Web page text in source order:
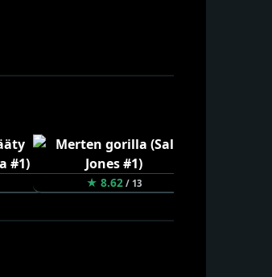
★ 8.62/ 13